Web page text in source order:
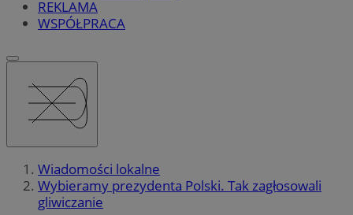
REKLAMA
WSPÓŁPRACA
Wiadomości lokalne
Wybieramy prezydenta Polski. Tak zagłosowali
gliwiczanie